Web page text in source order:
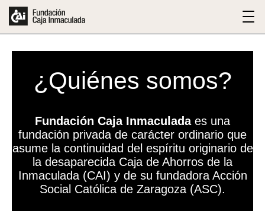
¿Quiénes somos?
Fundación Caja Inmaculadaes una
fundación privada de carácter ordinario que
asume la continuidad del espíritu originario de
la desaparecida Caja de Ahorros de la
Inmaculada (CAI) y de su fundadora Acción
Social Católica de Zaragoza (ASC).